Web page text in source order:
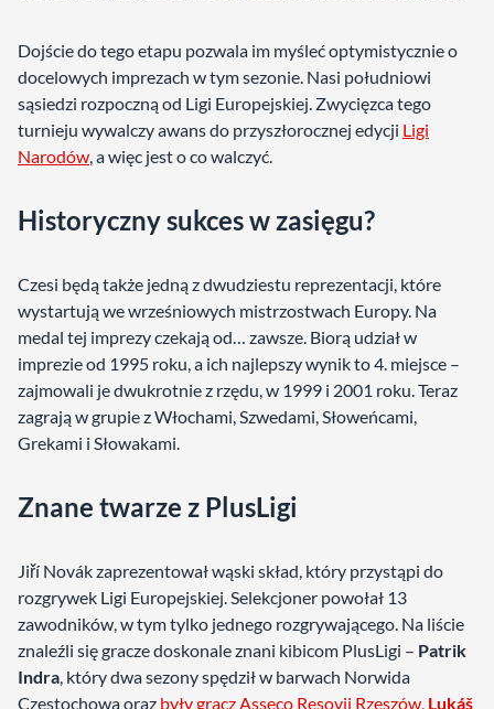
Dojście do tego etapu pozwala im myśleć optymistycznie o
docelowych imprezach w tym sezonie. Nasi południowi
sąsiedzi rozpoczną od Ligi Europejskiej. Zwycięzca tego
turnieju wywalczy awans do przyszłorocznej edycji Ligi
Narodów, a więc jest o co walczyć.
Historyczny sukces w zasięgu?
Czesi będą także jedną z dwudziestu reprezentacji, które
wystartują we wrześniowych mistrzostwach Europy. Na
medal tej imprezy czekają od… zawsze. Biorą udział w
imprezie od 1995 roku, a ich najlepszy wynik to 4. miejsce –
zajmowali je dwukrotnie z rzędu, w 1999 i 2001 roku. Teraz
zagrają w grupie z Włochami, Szwedami, Słoweńcami,
Grekami i Słowakami.
Znane twarze z PlusLigi
Jiří Novák zaprezentował wąski skład, który przystąpi do
rozgrywek Ligi Europejskiej. Selekcjoner powołał 13
zawodników, w tym tylko jednego rozgrywającego. Na liście
znaleźli się gracze doskonale znani kibicom PlusLigi – Patrik
Indra, który dwa sezony spędził w barwach Norwida
Częstochowa oraz były gracz Asseco Resovii Rzeszów, Lukáš